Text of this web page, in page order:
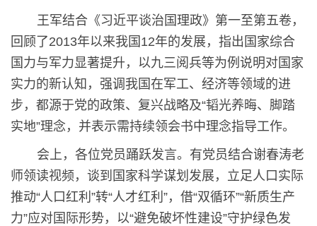
王军结合《习近平谈治国理政》第一至第五卷，
回顾了2013年以来我国12年的发展，指出国家综合
国力与军力显著提升，以九三阅兵等为例说明对国家
实力的新认知，强调我国在军工、经济等领域的进
步，都源于党的政策、复兴战略及“韬光养晦、脚踏
实地”理念，并表示需持续领会书中理念指导工作。
会上，各位党员踊跃发言。有党员结合谢春涛老
师领读视频，谈到国家科学谋划发展，立足人口实际
推动“人口红利”转“人才红利”，借“双循环”“新质生产
力”应对国际形势，以“避免破坏性建设”守护绿色发